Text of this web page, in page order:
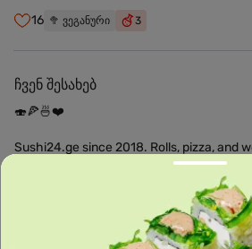
16 🥦 ვეგანური 3
ჩვენ შესახებ
🍣🍕🍜❤️
Sushi24.ge since 2018. Rolls, pizza, and
prepared for you. Choose the nearest